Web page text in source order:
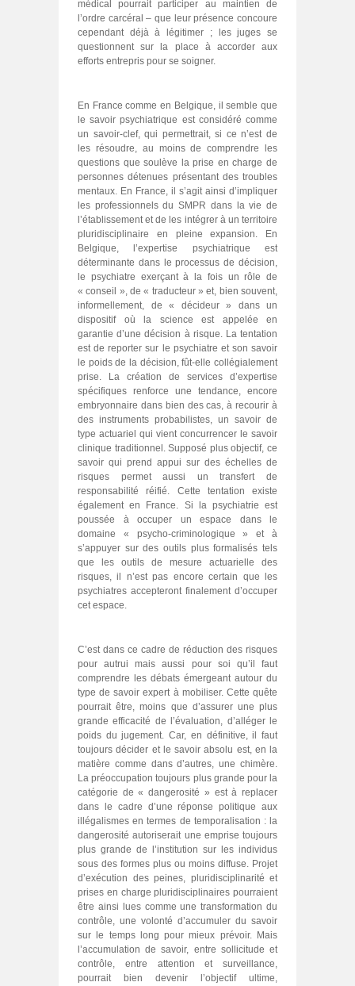
médical pourrait participer au maintien de
l’ordre carcéral – que leur présence concoure
cependant déjà à légitimer ; les juges se
questionnent sur la place à accorder aux
efforts entrepris pour se soigner.
En France comme en Belgique, il semble que
le savoir psychiatrique est considéré comme
un savoir‑clef, qui permettrait, si ce n’est de
les résoudre, au moins de comprendre les
questions que soulève la prise en charge de
personnes détenues présentant des troubles
mentaux. En France, il s’agit ainsi d’impliquer
les professionnels du SMPR dans la vie de
l’établissement et de les intégrer à un territoire
pluridisciplinaire en pleine expansion. En
Belgique, l’expertise psychiatrique est
déterminante dans le processus de décision,
le psychiatre exerçant à la fois un rôle de
« conseil », de « traducteur » et, bien souvent,
informellement, de « décideur » dans un
dispositif où la science est appelée en
garantie d’une décision à risque. La tentation
est de reporter sur le psychiatre et son savoir
le poids de la décision, fût‑elle collégialement
prise. La création de services d’expertise
spécifiques renforce une tendance, encore
embryonnaire dans bien des cas, à recourir à
des instruments probabilistes, un savoir de
type actuariel qui vient concurrencer le savoir
clinique traditionnel. Supposé plus objectif, ce
savoir qui prend appui sur des échelles de
risques permet aussi un transfert de
responsabilité réifié. Cette tentation existe
également en France. Si la psychiatrie est
poussée à occuper un espace dans le
domaine « psycho‑criminologique » et à
s’appuyer sur des outils plus formalisés tels
que les outils de mesure actuarielle des
risques, il n’est pas encore certain que les
psychiatres accepteront finalement d’occuper
cet espace.
C’est dans ce cadre de réduction des risques
pour autrui mais aussi pour soi qu’il faut
comprendre les débats émergeant autour du
type de savoir expert à mobiliser. Cette quête
pourrait être, moins que d’assurer une plus
grande efficacité de l’évaluation, d’alléger le
poids du jugement. Car, en définitive, il faut
toujours décider et le savoir absolu est, en la
matière comme dans d’autres, une chimère.
La préoccupation toujours plus grande pour la
catégorie de « dangerosité » est à replacer
dans le cadre d’une réponse politique aux
illégalismes en termes de temporalisation : la
dangerosité autoriserait une emprise toujours
plus grande de l’institution sur les individus
sous des formes plus ou moins diffuse. Projet
d’exécution des peines, pluridisciplinarité et
prises en charge pluridisciplinaires pourraient
être ainsi lues comme une transformation du
contrôle, une volonté d’accumuler du savoir
sur le temps long pour mieux prévoir. Mais
l’accumulation de savoir, entre sollicitude et
contrôle, entre attention et surveillance,
pourrait bien devenir l’objectif ultime,